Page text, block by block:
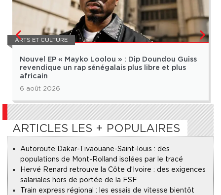
ARTS ET CULTURE
Nouvel EP « Mayko Loolou » : Dip Doundou Guiss
revendique un rap sénégalais plus libre et plus
africain
6 août 2026
ARTICLES LES + POPULAIRES
Autoroute Dakar-Tivaouane-Saint-louis : des
populations de Mont-Rolland isolées par le tracé
Hervé Renard retrouve la Côte d’Ivoire : des exigences
salariales hors de portée de la FSF
Train express régional : les essais de vitesse bientôt